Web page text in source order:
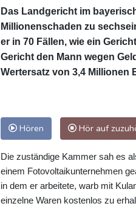
Das Landgericht im
Millionenschaden zu
er in 70 Fällen, wie ein
Gericht den Mann wegen
Wertersatz von 3,4 Millionen
Hören Hör auf
Die zuständige Kammer sah es
einem Fotovoltaikunternehmen
in dem er arbeitete, warb mit
einzelne Waren kostenlos zu